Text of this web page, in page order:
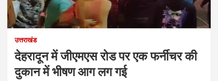
उत्तराखंड
देहरादून में जीएमएस रोड पर एक फर्नीचर की
दुकान में भीषण आग लग गई